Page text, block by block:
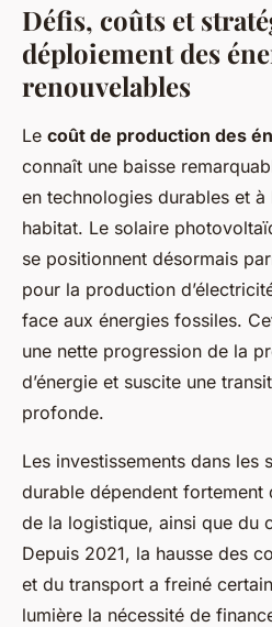
Défis, coûts et
déploiement des
renouvelables
Le coût de production des
connaît une baisse
en technologies durables et à
habitat. Le solaire
se positionnent désormais
pour la production
face aux énergies fossiles.
une nette progression de la
d’énergie et suscite une
profonde.
Les investissements dans les
durable dépendent fortement
de la logistique, ainsi que du
Depuis 2021, la hausse des
et du transport a freiné
lumière la nécessité de